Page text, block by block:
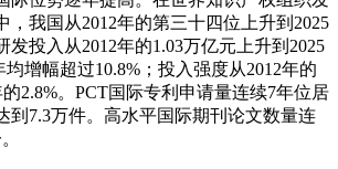
，我国从2012年的第三十四位上升到2025
发投入从2012年的1.03万亿元上升到2025
增幅超过10.8%；投入强度从2012年的
的2.8%。PCT国际专利申请量连续7年位居
到7.3万件。高水平国际期刊论文数量连